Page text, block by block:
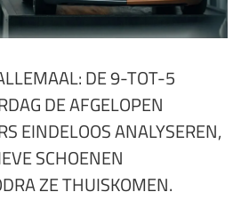
DE 9-TOT-5
DE AFGELOPEN
EINDELOOS ANALYSEREN,
SCHOENEN
ZE THUISKOMEN.